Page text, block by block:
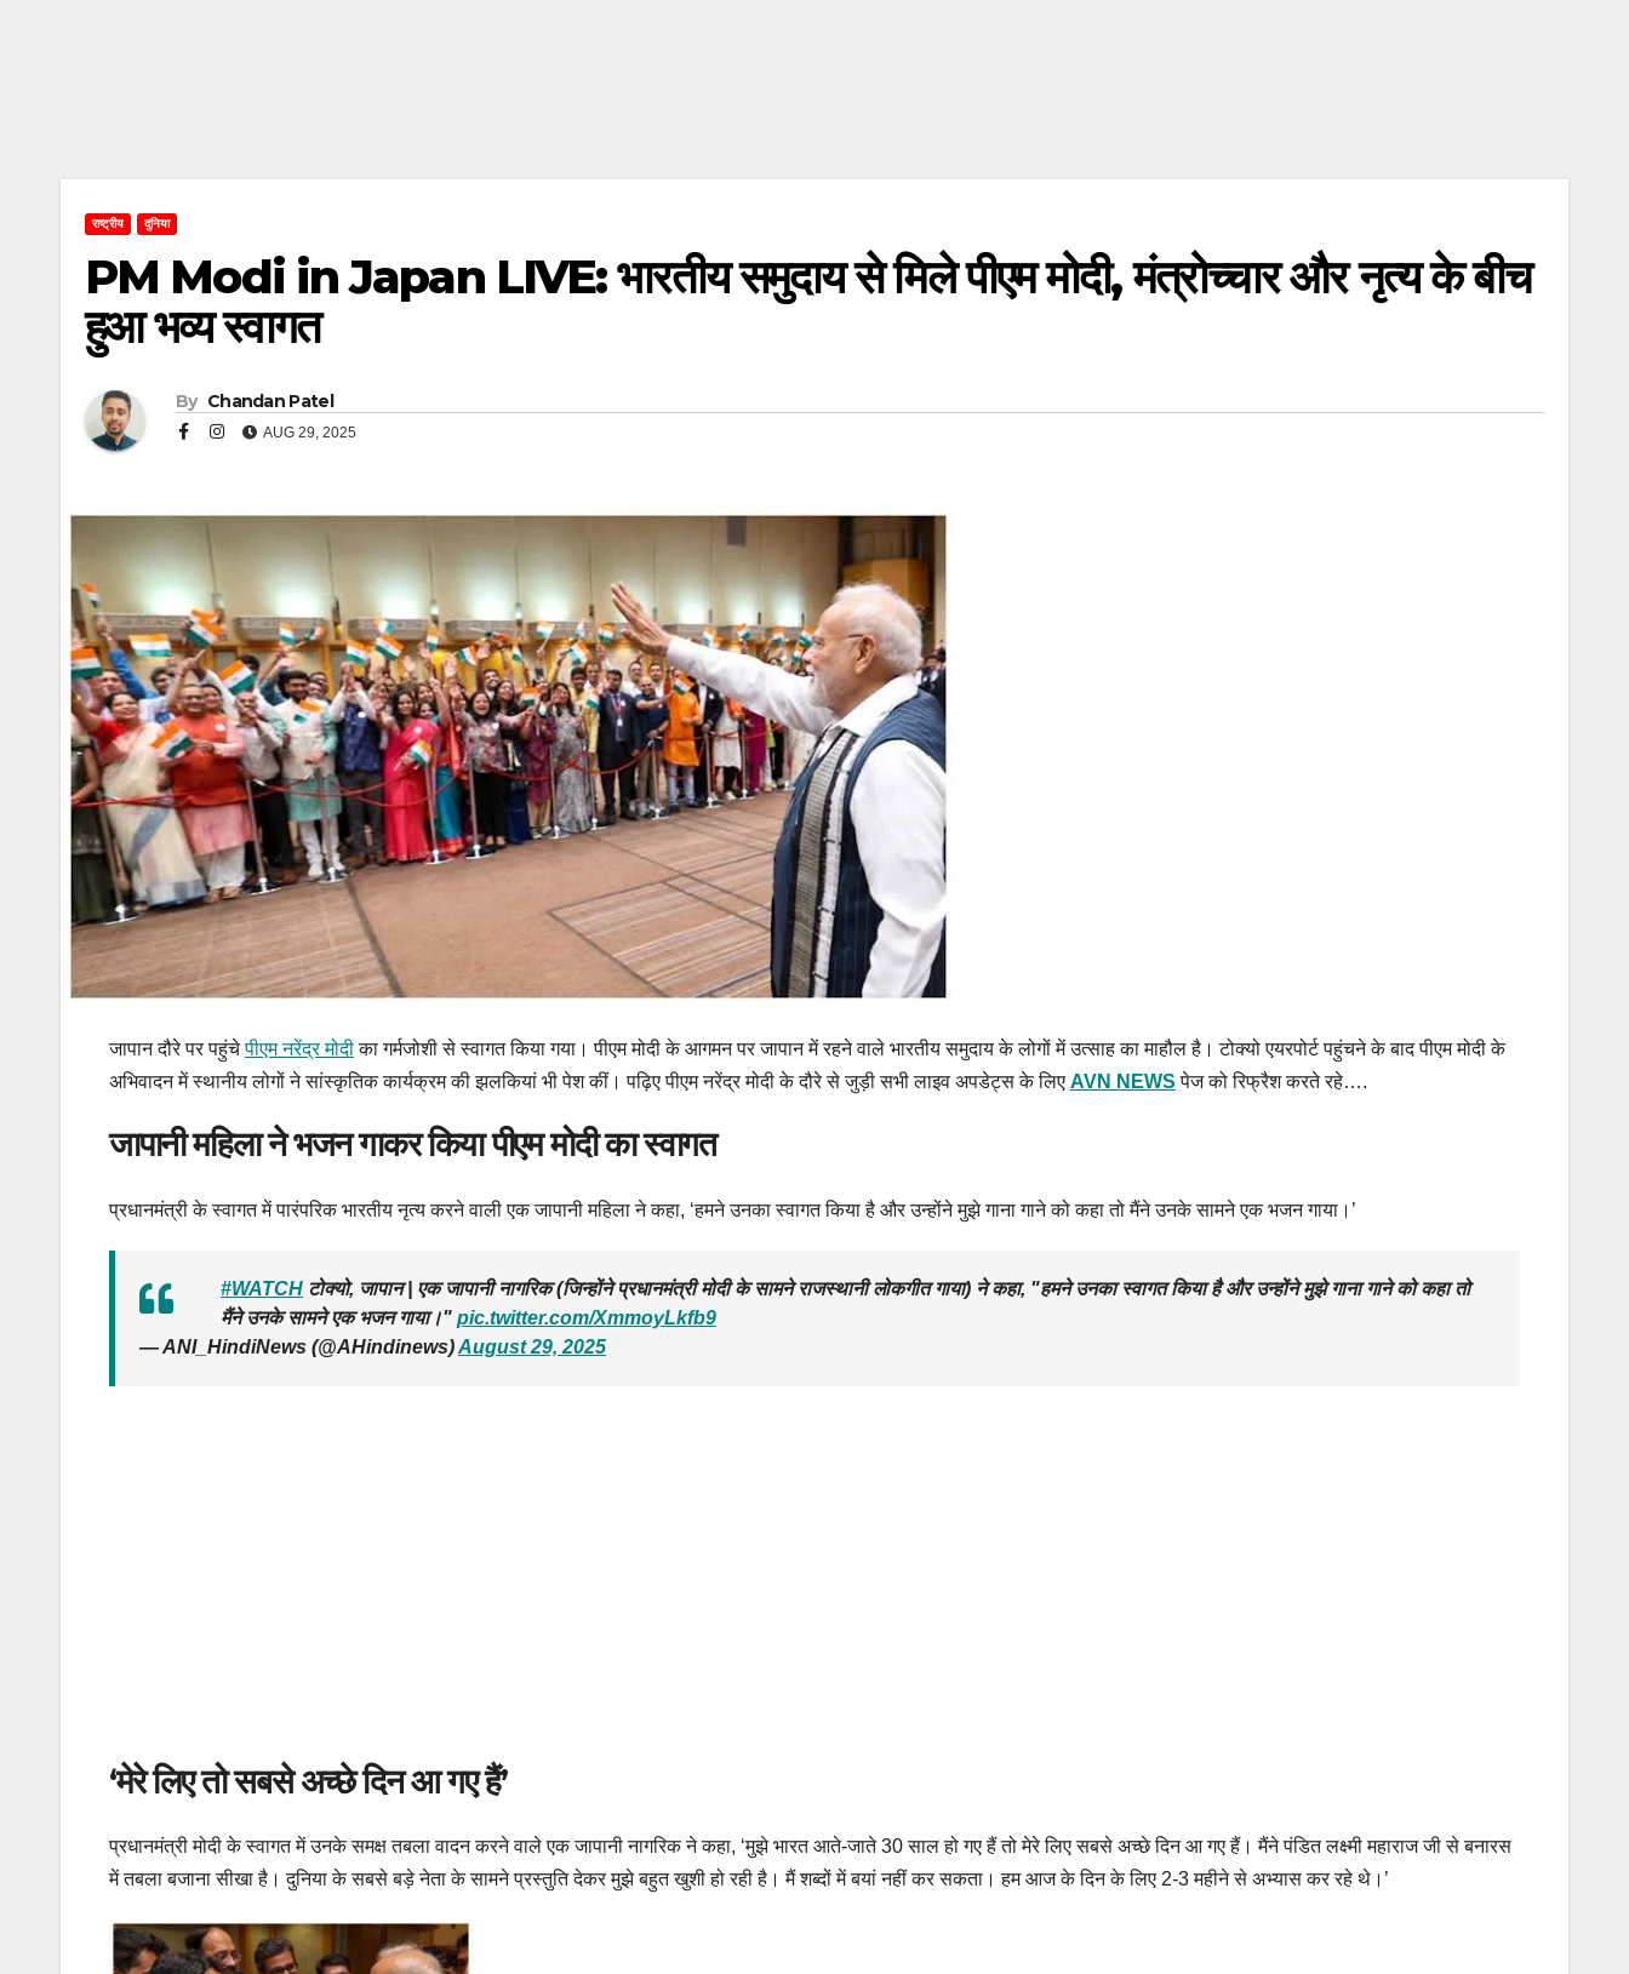
राष्ट्रीय दुनिया
PM Modi in Japan LIVE: भारतीय समुदाय से मिले पीएम मोदी, मंत्रोच्चार और नृत्य के बीच
हुआ भव्य स्वागत
By Chandan Patel
AUG 29, 2025
जापान दौरे पर पहुंचेपीएम नरेंद्र मोदीका गर्मजोशी से स्वागत किया गया। पीएम मोदी के आगमन पर जापान में रहने वाले भारतीय समुदाय के लोगों में उत्साह का माहौल है। टोक्यो एयरपोर्ट पहुंचने के बाद पीएम मोदी के
अभिवादन में स्थानीय लोगों ने सांस्कृतिक कार्यक्रम की झलकियां भी पेश कीं। पढ़िए पीएम नरेंद्र मोदी के दौरे से जुड़ी सभी लाइव अपडेट्स के लिए AVN NEWS पेज को रिफ्रैश करते रहे….
जापानी महिला ने भजन गाकर किया पीएम मोदी का स्वागत
प्रधानमंत्री के स्वागत में पारंपरिक भारतीय नृत्य करने वाली एक जापानी महिला ने कहा, ‘हमने उनका स्वागत किया है और उन्होंने मुझे गाना गाने को कहा तो मैंने उनके सामने एक भजन गाया।’
#WATCH टोक्यो, जापान | एक जापानी नागरिक (जिन्होंने प्रधानमंत्री मोदी के सामने राजस्थानी लोकगीत गाया) ने कहा, "हमने उनका स्वागत किया है और उन्होंने मुझे गाना गाने को कहा तो
मैंने उनके सामने एक भजन गाया।" pic.twitter.com/XmmoyLkfb9
— ANI_HindiNews (@AHindinews)August 29, 2025
‘मेरे लिए तो सबसे अच्छे दिन आ गए हैं’
प्रधानमंत्री मोदी के स्वागत में उनके समक्ष तबला वादन करने वाले एक जापानी नागरिक ने कहा, ‘मुझे भारत आते-जाते 30 साल हो गए हैं तो मेरे लिए सबसे अच्छे दिन आ गए हैं। मैंने पंडित लक्ष्मी महाराज जी से बनारस
में तबला बजाना सीखा है। दुनिया के सबसे बड़े नेता के सामने प्रस्तुति देकर मुझे बहुत खुशी हो रही है। मैं शब्दों में बयां नहीं कर सकता। हम आज के दिन के लिए 2-3 महीने से अभ्यास कर रहे थे।’